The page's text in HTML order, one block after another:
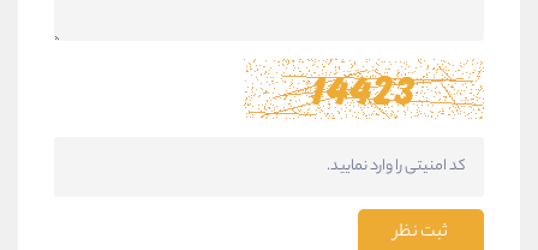
ثبت نظر